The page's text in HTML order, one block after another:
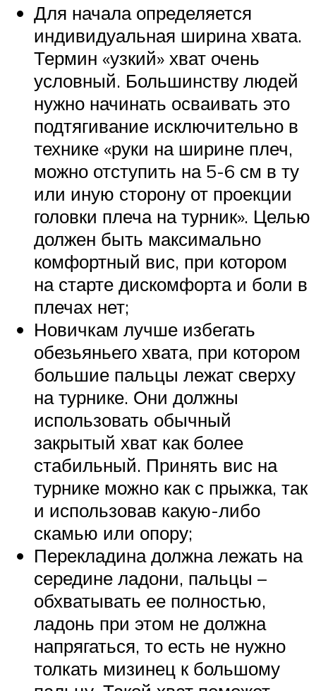
Для начала определяется
индивидуальная ширина хвата.
Термин «узкий» хват очень
условный. Большинству людей
нужно начинать осваивать это
подтягивание исключительно в
технике «руки на ширине плеч,
можно отступить на 5-6 см в ту
или иную сторону от проекции
головки плеча на турник». Целью
должен быть максимально
комфортный вис, при котором
на старте дискомфорта и боли в
плечах нет;
Новичкам лучше избегать
обезьяньего хвата, при котором
большие пальцы лежат сверху
на турнике. Они должны
использовать обычный
закрытый хват как более
стабильный. Принять вис на
турнике можно как с прыжка, так
и использовав какую-либо
скамью или опору;
Перекладина должна лежать на
середине ладони, пальцы –
обхватывать ее полностью,
ладонь при этом не должна
напрягаться, то есть не нужно
толкать мизинец к большому